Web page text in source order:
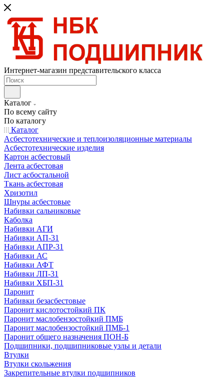
Интернет-магазин представительского класса
Каталог
По всему сайту
По каталогу
Каталог
Асбестотехнические и теплоизоляционные материалы
Асбестотехнические изделия
Картон асбестовый
Лента асбестовая
Лист асбостальной
Ткань асбестовая
Хризотил
Шнуры асбестовые
Набивки сальниковые
Каболка
Набивки АГИ
Набивки АП-31
Набивки АПР-31
Набивки АС
Набивки АФТ
Набивки ЛП-31
Набивки ХБП-31
Паронит
Набивки безасбестовые
Паронит кислотостойкий ПК
Паронит маслобензостойкий ПМБ
Паронит маслобензостойкий ПМБ-1
Паронит общего назначения ПОН-Б
Подшипники, подшипниковые узлы и детали
Втулки
Втулки скольжения
Закрепительные втулки подшипников